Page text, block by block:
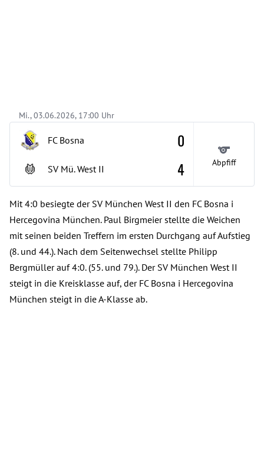
Mi., 03.06.2026, 17:00 Uhr
FC Bosna
SV Mü. West II
0
4
Abpfiff
Mit 4:0 besiegte der SV München West II den FC Bosna i
Hercegovina München. Paul Birgmeier stellte die Weichen
mit seinen beiden Treffern im ersten Durchgang auf Aufstieg
(8. und 44.). Nach dem Seitenwechsel stellte Philipp
Bergmüller auf 4:0. (55. und 79.). Der SV München West II
steigt in die Kreisklasse auf, der FC Bosna i Hercegovina
München steigt in die A-Klasse ab.